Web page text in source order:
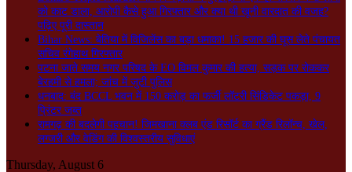
को काट डाला, आरोपी कैसे हुआ गिरफ्तार और क्या थी खूनी वारदात की वजह?
पढ़िए पूरी दास्तान
Bihar News: बेतिया में विजिलेंस का बड़ा धमाका! 15 हजार की घूस लेते पंचायत
सचिव रंगेहाथ गिरफ्तार
पटना जाते समय नगर परिषद के EO विमल कुमार की हत्या, सड़क पर रोककर
बेरहमी से हमला; जांच में जुटी पुलिस
धनबाद: बंद BCCL भवन में 150 करोड़ का फर्जी लॉटरी सिंडिकेट पकड़ा, 9
प्रिंटर जब्त
रामगढ़ की बदलेगी पहचान! जिमखाना क्लब एंड रिसॉर्ट का ग्रैंड रिलॉन्च, खेल,
लग्जरी और वेडिंग की विश्वस्तरीय सुविधाएं
Thursday, August 6